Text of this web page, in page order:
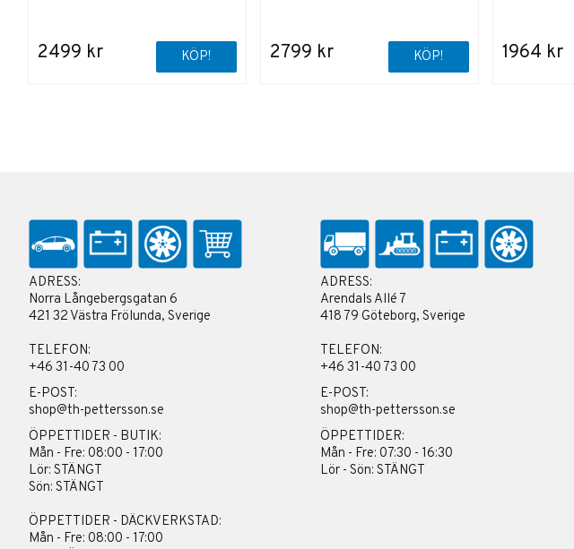
2499 kr KÖP! 2799 kr KÖP! 1964 kr
ADRESS:
Norra Långebergsgatan 6
421 32 Västra Frölunda, Sverige
TELEFON:
+46 31-40 73 00
E-POST:
shop@th-pettersson.se
ÖPPETTIDER - BUTIK:
Mån - Fre: 08:00 - 17:00
Lör: STÄNGT
Sön: STÄNGT
ÖPPETTIDER - DÄCKVERKSTAD:
Mån - Fre: 08:00 - 17:00
ADRESS:
Arendals Allé 7
418 79 Göteborg, Sverige
TELEFON:
+46 31-40 73 00
E-POST:
shop@th-pettersson.se
ÖPPETTIDER:
Mån - Fre: 07:30 - 16:30
Lör - Sön: STÄNGT